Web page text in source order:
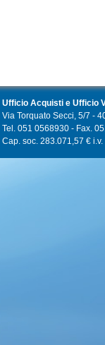
Ufficio Acquisti e Ufficio
Via Torquato Secci, 5/7 -
Tel. 051 0568930 - Fax.
Cap. soc. 283.071,57 € i.v.